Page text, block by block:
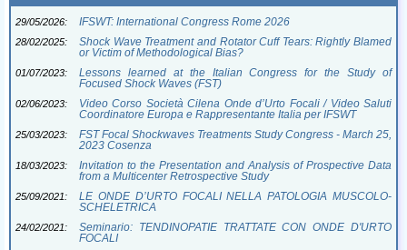
29/05/2026: IFSWT: International Congress Rome 2026
28/02/2025:
Shock Wave Treatment and Rotator Cuff Tears: Rightly Blamed
or Victim of Methodological Bias?
01/07/2023:
Lessons learned at the Italian Congress for the Study of
Focused Shock Waves (FST)
02/06/2023:
Video Corso Società Cilena Onde d’Urto Focali / Video Saluti
Coordinatore Europa e Rappresentante Italia per IFSWT
25/03/2023:
FST Focal Shockwaves Treatments Study Congress - March 25,
2023 Cosenza
18/03/2023:
Invitation to the Presentation and Analysis of Prospective Data
from a Multicenter Retrospective Study
25/09/2021:
LE ONDE D’URTO FOCALI NELLA PATOLOGIA MUSCOLO-
SCHELETRICA
24/02/2021:
Seminario: TENDINOPATIE TRATTATE CON ONDE D'URTO
FOCALI